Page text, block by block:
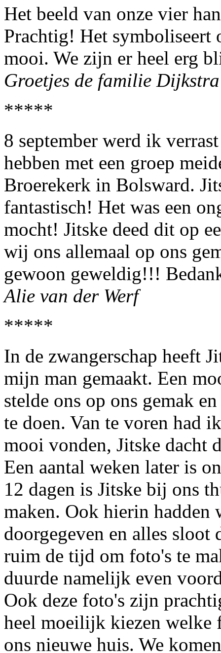
Het beeld van onze vier
Prachtig! Het symboliseert
mooi. We zijn er heel erg
Groetjes de familie Dijkstra
*****
8 september werd ik
hebben met een groep
Broerekerk in Bolsward.
fantastisch! Het was een
mocht! Jitske deed dit op
wij ons allemaal op ons
gewoon geweldig!!!
Alie van der Werf
*****
In de zwangerschap heeft
mijn man gemaakt. Een
stelde ons op ons gemak
te doen. Van te voren had
mooi vonden, Jitske dacht
Een aantal weken later is
12 dagen is Jitske bij ons
maken. Ook hierin hadden
doorgegeven en alles sloot
ruim de tijd om foto's te
duurde namelijk even
Ook deze foto's zijn
heel moeilijk kiezen welke
ons nieuwe huis. We